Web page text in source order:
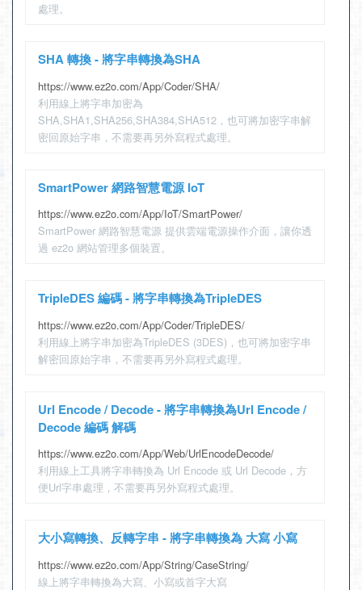
處理。
SHA 轉換 - 將字串轉換為SHA
https://www.ez2o.com/App/Coder/SHA/
利用線上將字串加密為
SHA,SHA1,SHA256,SHA384,SHA512，也可將加密字串解
密回原始字串，不需要再另外寫程式處理。
SmartPower 網路智慧電源 IoT
https://www.ez2o.com/App/IoT/SmartPower/
SmartPower 網路智慧電源 提供雲端電源操作介面，讓你透
過 ez2o 網站管理多個裝置。
TripleDES 編碼 - 將字串轉換為TripleDES
https://www.ez2o.com/App/Coder/TripleDES/
利用線上將字串加密為TripleDES (3DES)，也可將加密字串
解密回原始字串，不需要再另外寫程式處理。
Url Encode / Decode - 將字串轉換為Url Encode /
Decode 編碼 解碼
https://www.ez2o.com/App/Web/UrlEncodeDecode/
利用線上工具將字串轉換為 Url Encode 或 Url Decode，方
便Url字串處理，不需要再另外寫程式處理。
大小寫轉換、反轉字串 - 將字串轉換為 大寫 小寫
https://www.ez2o.com/App/String/CaseString/
線上將字串轉換為大寫、小寫或首字大寫